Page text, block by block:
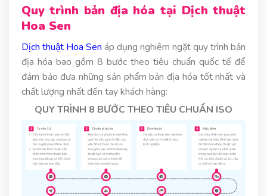
Quy trình bản địa hóa tại Dịch thuật
Hoa Sen
Dịch thuật Hoa Sen áp dụng nghiêm ngặt quy trình bản
địa hóa bao gồm 8 bước theo tiêu chuẩn quốc tế để
đảm bảo đưa những sản phẩm bản địa hóa tốt nhất và
chất lượng nhất đến tay khách hàng:
QUY TRÌNH 8 BƯỚC THEO TIÊU CHUẨN ISO